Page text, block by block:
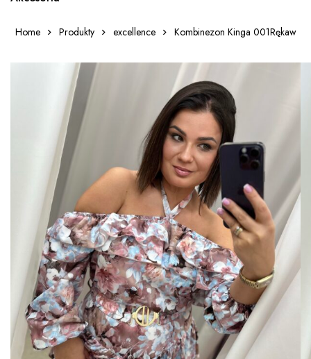
Home Produkty excellence Kombinezon Kinga 001Rękaw